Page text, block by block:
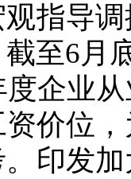
指导
至6月
度企业
资价位
印发